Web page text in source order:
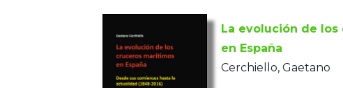
La evolución de
en España
Cerchiello, Gaetano